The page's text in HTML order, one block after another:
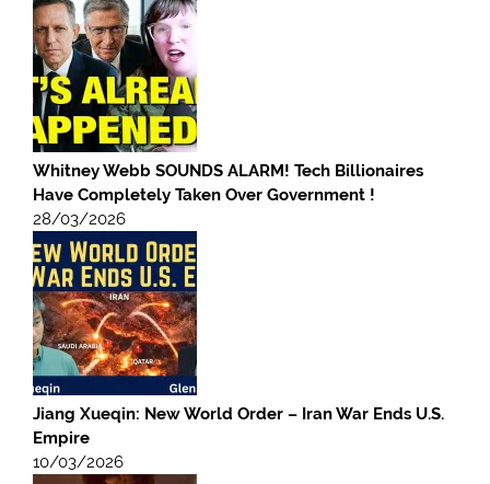
Whitney Webb SOUNDS ALARM! Tech Billionaires
Have Completely Taken Over Government !
28/03/2026
Jiang Xueqin: New World Order – Iran War Ends U.S.
Empire
10/03/2026